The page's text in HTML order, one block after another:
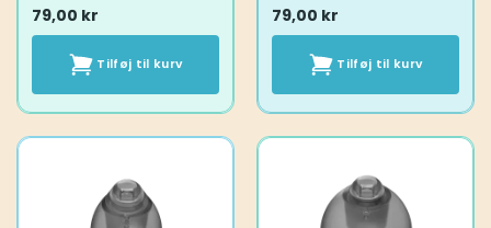
79,00 kr
Tilføj til kurv
79,00 kr
Tilføj til kurv